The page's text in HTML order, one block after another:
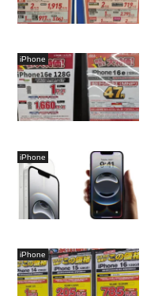
iPhone
iPhone
iPhone